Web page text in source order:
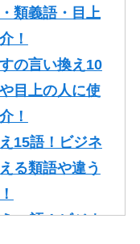
え10語！ビジ
使える丁寧な
類義語・目上
！
の言い換え10
目上の人に使
！
15語！ビジネ
る類語や違う
15語！ビジネ